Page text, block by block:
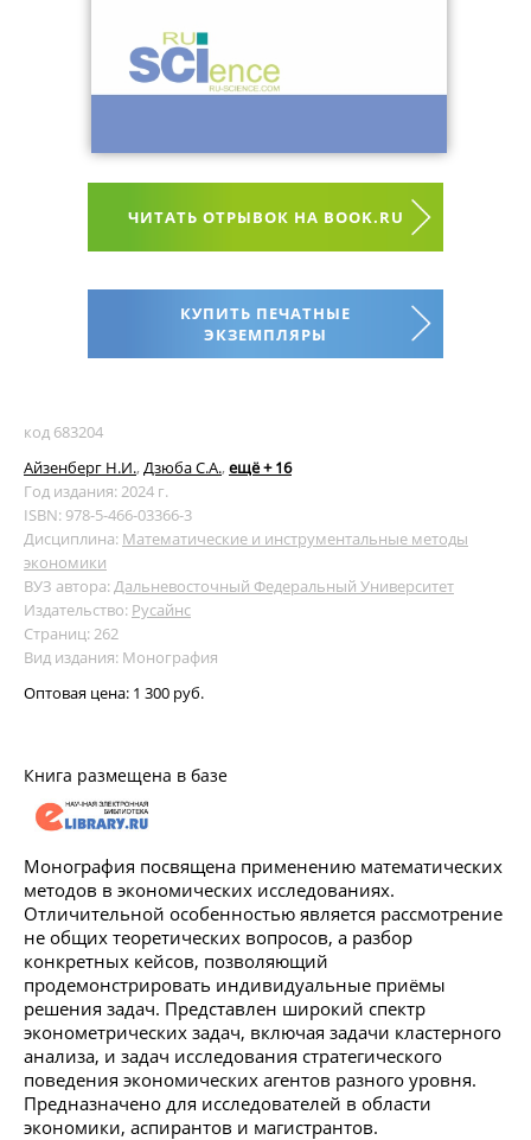
ЧИТАТЬ ОТРЫВОК НА BOOK.RU
КУПИТЬ ПЕЧАТНЫЕ
ЭКЗЕМПЛЯРЫ
код 683204
Айзенберг Н.И., Дзюба С.А., ещё + 16
Год издания: 2024 г.
ISBN: 978-5-466-03366-3
Дисциплина: Математические и инструментальные методы
экономики
ВУЗ автора: Дальневосточный Федеральный Университет
Издательство: Русайнс
Страниц: 262
Вид издания: Монография
Оптовая цена: 1 300 руб.
Книга размещена в базе
Монография посвящена применению математических
методов в экономических исследованиях.
Отличительной особенностью является рассмотрение
не общих теоретических вопросов, а разбор
конкретных кейсов, позволяющий
продемонстрировать индивидуальные приёмы
решения задач. Представлен широкий спектр
эконометрических задач, включая задачи кластерного
анализа, и задач исследования стратегического
поведения экономических агентов разного уровня.
Предназначено для исследователей в области
экономики, аспирантов и магистрантов.